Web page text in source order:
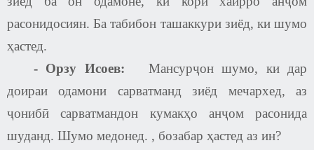
расонидосиян. Ба табибон ташаккури зиёд, ки шумо
ҳастед.
- Орзу Исоев: Мансурҷон шумо, ки дар
доираи одамони сарватманд зиёд мечархед, аз
ҷонибӣ сарватмандон кумакҳо анҷом расонида
шуданд. Шумо медонед. , бозабар ҳастед аз ин?